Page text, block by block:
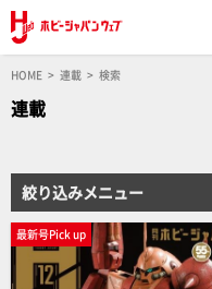
HOME 連載 検索
連載
絞り込みメニュー
最新号Pick up